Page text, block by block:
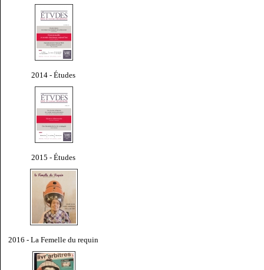
2014 - Études
2015 - Études
2016 - La Femelle du requin